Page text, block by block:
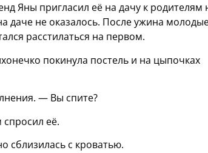
Яны пригласил её на дачу к родителям
даче не оказалось. После ужина
расстилаться на первом.
покинула постель и на цыпочках
— Вы спите?
её.
с кроватью.